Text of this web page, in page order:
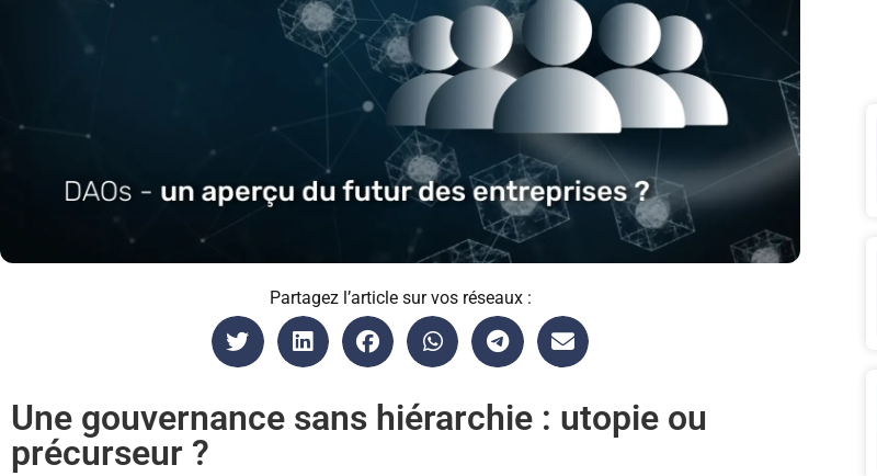
Partagez l’article sur vos réseaux :
Une gouvernance sans hiérarchie : utopie ou
précurseur ?